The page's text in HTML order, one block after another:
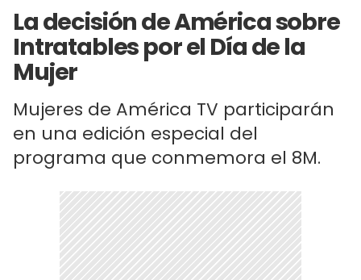
La decisión de América sobre
Intratables por el Día de la
Mujer
Mujeres de América TV participarán
en una edición especial del
programa que conmemora el 8M.